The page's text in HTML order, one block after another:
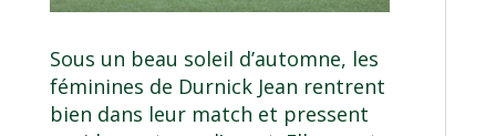
Sous un beau soleil d’automne, les
féminines de Durnick Jean rentrent
bien dans leur match et pressent